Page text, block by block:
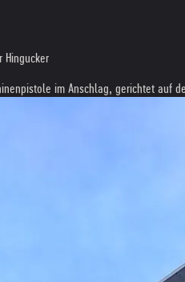
Hingucker
im Anschlag, gerichtet auf